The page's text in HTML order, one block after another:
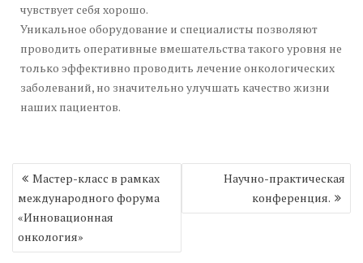
чувствует себя хорошо.
Уникальное оборудование и специалисты позволяют
проводить оперативные вмешательства такого уровня не
только эффективно проводить лечение онкологических
заболеваний, но значительно улучшать качество жизни
наших пациентов.
Навигация
по
записям
Мастер-класс в рамках
международного форума
«Инновационная
онкология»
Научно-практическая
конференция.